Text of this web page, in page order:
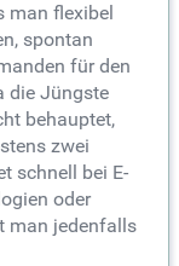
man flexibel
spontan
für den
die Jüngste
behauptet,
zwei
schnell bei E-
oder
man jedenfalls